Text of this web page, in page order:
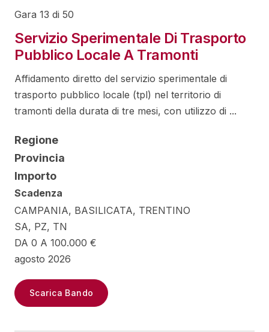
Gara 13 di 50
Servizio Sperimentale Di Trasporto
Pubblico Locale A Tramonti
Affidamento diretto del servizio sperimentale di
trasporto pubblico locale (tpl) nel territorio di
tramonti della durata di tre mesi, con utilizzo di ...
Regione
Provincia
Importo
Scadenza
CAMPANIA, BASILICATA, TRENTINO
SA, PZ, TN
DA 0 A 100.000 €
agosto 2026
Scarica Bando